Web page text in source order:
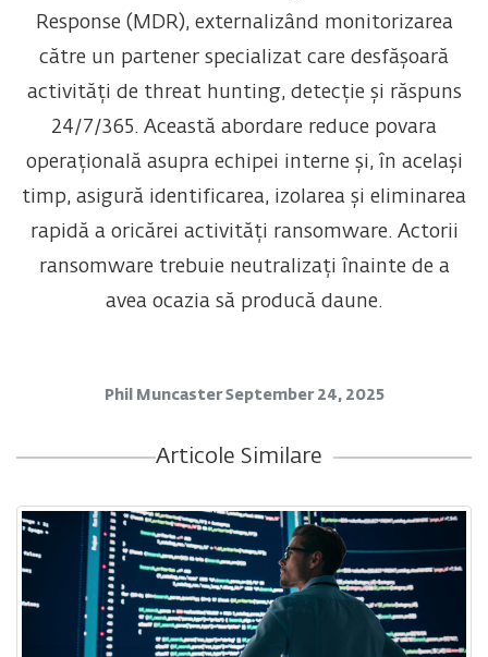
Response (MDR), externalizând monitorizarea
către un partener specializat care desfășoară
activități de threat hunting, detecție și răspuns
24/7/365. Această abordare reduce povara
operațională asupra echipei interne și, în același
timp, asigură identificarea, izolarea și eliminarea
rapidă a oricărei activități ransomware. Actorii
ransomware trebuie neutralizați înainte de a
avea ocazia să producă daune.
Phil MuncasterSeptember 24, 2025
Articole Similare